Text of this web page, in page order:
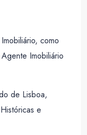
como
Imobiliário
de Lisboa,
e